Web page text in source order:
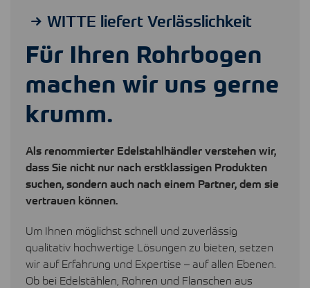
WITTE liefert Verlässlichkeit
Für Ihren Rohrbogen
machen wir uns gerne
krumm.
Als renommierter Edelstahlhändler verstehen wir,
dass Sie nicht nur nach erstklassigen Produkten
suchen, sondern auch nach einem Partner, dem sie
vertrauen können.
Um Ihnen möglichst schnell und zuverlässig
qualitativ hochwertige Lösungen zu bieten, setzen
wir auf Erfahrung und Expertise – auf allen Ebenen.
Ob bei Edelstählen, Rohren und Flanschen aus